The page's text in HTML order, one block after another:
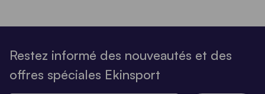
Restez informé des nouveautés et des
offres spéciales Ekinsport